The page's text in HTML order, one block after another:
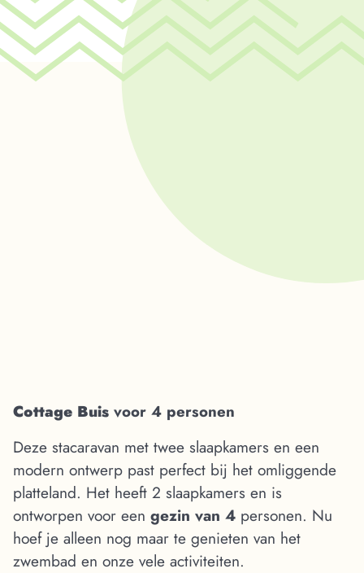
Cottage Buis voor 4 personen
Deze stacaravan met twee slaapkamers en een
modern ontwerp past perfect bij het omliggende
platteland. Het heeft 2 slaapkamers en is
ontworpen voor een gezin van 4 personen. Nu
hoef je alleen nog maar te genieten van het
zwembad en onze vele activiteiten.